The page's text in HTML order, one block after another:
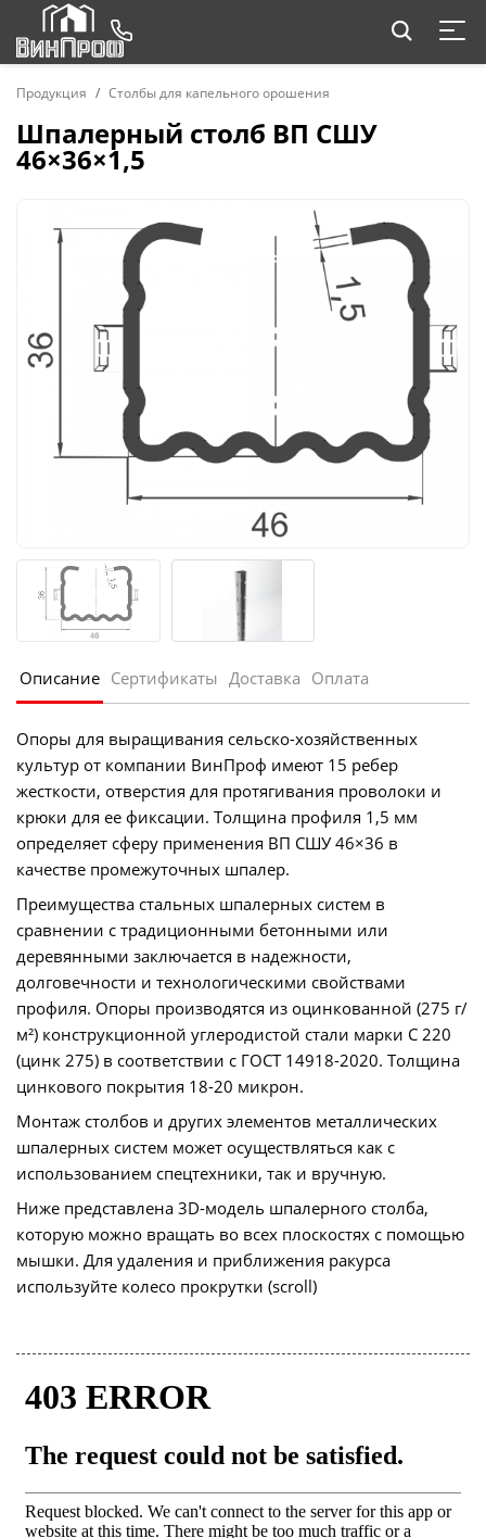
Продукция Столбы для капельного орошения
Шпалерный столб ВП СШУ
46×36×1,5
Описание Сертификаты Доставка Оплата
Опоры для выращивания сельско-хозяйственных
культур от компании ВинПроф имеют 15 ребер
жесткости, отверстия для протягивания проволоки и
крюки для ее фиксации. Толщина профиля 1,5 мм
определяет сферу применения ВП СШУ 46×36 в
качестве промежуточных шпалер.
Преимущества стальных шпалерных систем в
сравнении с традиционными бетонными или
деревянными заключается в надежности,
долговечности и технологическими свойствами
профиля. Опоры производятся из оцинкованной (275 г/
м²) конструкционной углеродистой стали марки С 220
(цинк 275) в соответствии с ГОСТ 14918-2020. Толщина
цинкового покрытия 18-20 микрон.
Монтаж столбов и других элементов металлических
шпалерных систем может осуществляться как с
использованием спецтехники, так и вручную.
Ниже представлена 3D-модель шпалерного столба,
которую можно вращать во всех плоскостях с помощью
мышки. Для удаления и приближения ракурса
используйте колесо прокрутки (scroll)